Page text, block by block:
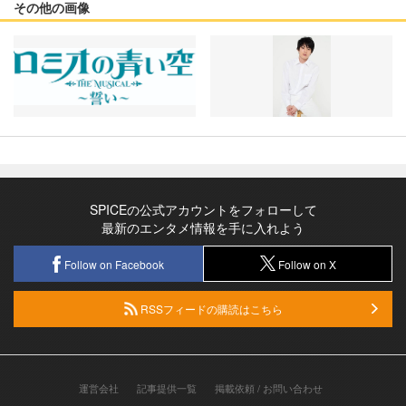
その他の画像
SPICEの公式アカウントをフォローして
最新のエンタメ情報を手に入れよう
Follow on Facebook Follow on X
RSSフィードの購読はこちら
運営会社 記事提供一覧 掲載依頼 / お問い合わせ